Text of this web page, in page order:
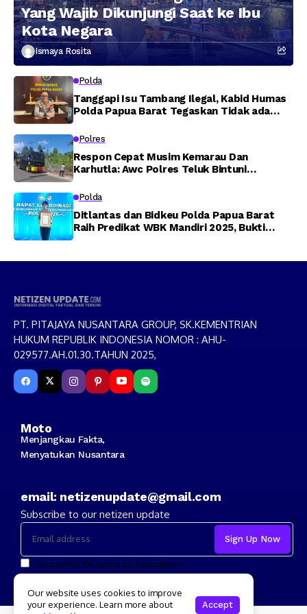
Yang Wajib Dikunjungi Saat ke Ibu
Kota Negara
Ismaya Rosita
Polda
Tanggapi Isu Tambang Ilegal, Kabid Humas
Polda Papua Barat Tegaskan Tidak ada
Polres
Respon Cepat Musim Kemarau Dan
Karhutla: Awc Polres Teluk Bintuni
Tuasai
Polda
Ditlantas dan Bidkeu Polda Papua Barat
Raih Predikat WBK Mandiri 2025, Bukti
PT. PITAJAYA NUSANTARA GROUP, SK.KEMENTRIAN
HUKUM REPUBLIK INDONESIA NOMOR : AHU-
029577.AH.01.30.TAHUN 2025,
Moto
Menjangkau Fakta,
Menyatukan Nusantara
email: netizenupdate@gmail.com
Subscribe to our netizen update
I consent to the terms and conditions
Our website uses cookies to improve
your experience. Learn more about
Accept